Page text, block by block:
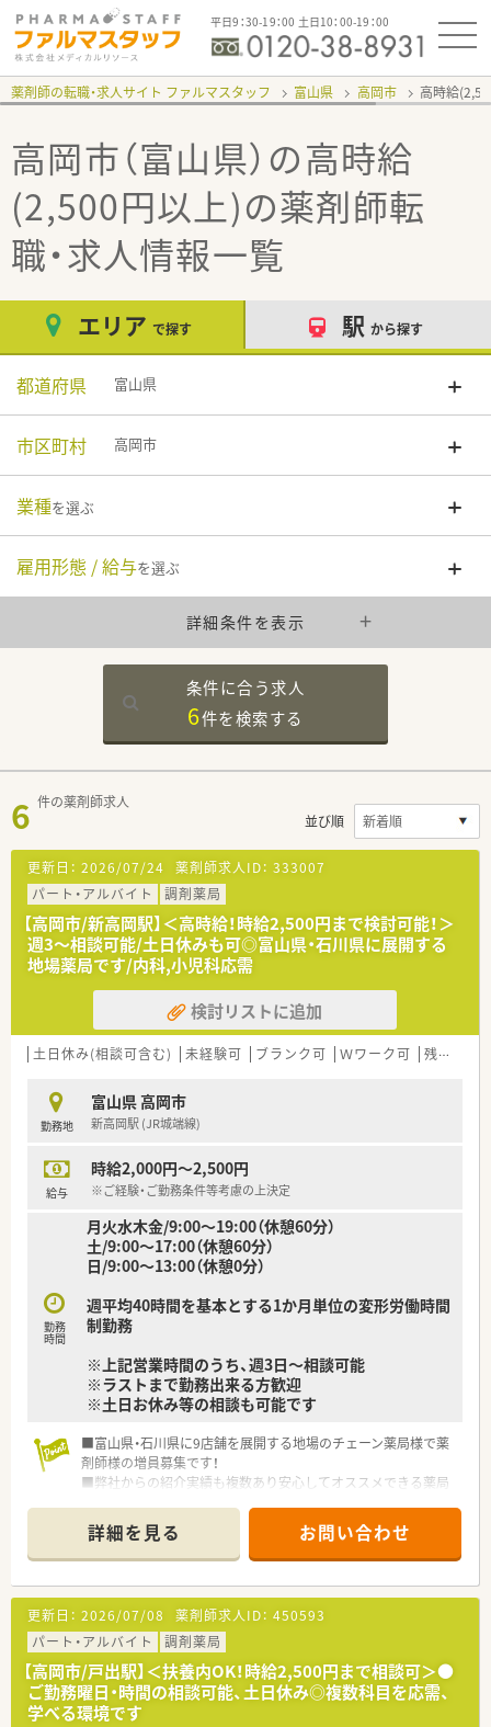
平日9：30-19：00 土日10：00-19：00
薬剤師の転職・求人サイト ファルマスタッフ 富山県 高岡市 高時給
高岡市（富山県）の高時給
(2,500円以上)の薬剤師転
職・求人情報一覧
エリア で探す 駅 から探す
都道府県 富山県
市区町村 高岡市
業種を選ぶ
雇用形態 / 給与を選ぶ
詳細条件を表示
条件に合う求人
6件を検索する
6 件の薬剤師求人
並び順
更新日： 2026/07/24 薬剤師求人ID： 333007
パート・アルバイト
調剤薬局
【高岡市/新高岡駅】＜高時給！時給2,500円まで検討可能！＞
週3～相談可能/土日休みも可◎富山県・石川県に展開する
地場薬局です/内科,小児科応需
検討リストに追加
土日休み(相談可含む) 未経験可 ブランク可 Ｗワーク可 残業なし(ほぼなし含む)
勤務地
富山県 高岡市
新高岡駅 (JR城端線)
給与
時給2,000円～2,500円
※ご経験・ご勤務条件等考慮の上決定
勤務
時間
月火水木金/9:00～19:00（休憩60分）
土/9:00～17:00（休憩60分）
日/9:00～13:00（休憩0分）
週平均40時間を基本とする1か月単位の変形労働時間
制勤務
※上記営業時間のうち、週3日～相談可能
※ラストまで勤務出来る方歓迎
※土日お休み等の相談も可能です
■富山県・石川県に9店舗を展開する地場のチェーン薬局様で薬
剤師様の増員募集です！
■弊社からの紹介実績も複数あり安心してオススメできる薬局
■雰囲気良く長くお勤め頂ける環境です
■こちらの店舗は土日も開局しておりますので、ご勤務曜日・時
間等お気軽にご相談ください♪
■ご経験・ご勤務条件等を考慮の上時給2,500円まで検討可能で
す！
詳細を見る お問い合わせ
更新日： 2026/07/08 薬剤師求人ID： 450593
パート・アルバイト
調剤薬局
【高岡市/戸出駅】＜扶養内OK！時給2,500円まで相談可＞●
ご勤務曜日・時間の相談可能、土日休み◎複数科目を応需、
学べる環境です